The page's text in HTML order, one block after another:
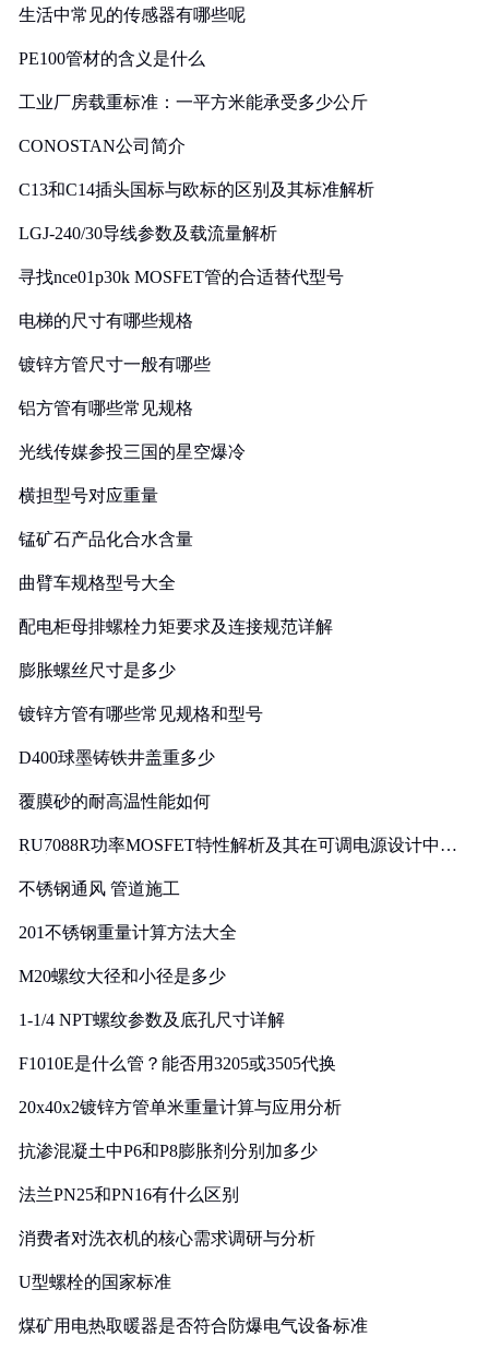
生活中常见的传感器有哪些呢
PE100管材的含义是什么
工业厂房载重标准：一平方米能承受多少公斤
CONOSTAN公司简介
C13和C14插头国标与欧标的区别及其标准解析
LGJ-240/30导线参数及载流量解析
寻找nce01p30k MOSFET管的合适替代型号
电梯的尺寸有哪些规格
镀锌方管尺寸一般有哪些
铝方管有哪些常见规格
光线传媒参投三国的星空爆冷
横担型号对应重量
锰矿石产品化合水含量
曲臂车规格型号大全
配电柜母排螺栓力矩要求及连接规范详解
膨胀螺丝尺寸是多少
镀锌方管有哪些常见规格和型号
D400球墨铸铁井盖重多少
覆膜砂的耐高温性能如何
RU7088R功率MOSFET特性解析及其在可调电源设计中的
不锈钢通风 管道施工
201不锈钢重量计算方法大全
M20螺纹大径和小径是多少
1-1/4 NPT螺纹参数及底孔尺寸详解
F1010E是什么管？能否用3205或3505代换
20x40x2镀锌方管单米重量计算与应用分析
抗渗混凝土中P6和P8膨胀剂分别加多少
法兰PN25和PN16有什么区别
消费者对洗衣机的核心需求调研与分析
U型螺栓的国家标准
煤矿用电热取暖器是否符合防爆电气设备标准